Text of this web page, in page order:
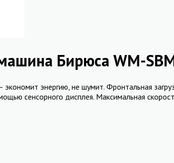
Бирюса WM-
энергию, не шумит. Фронтальная
сенсорного дисплея. Максимальная